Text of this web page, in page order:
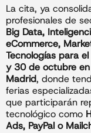
La cita, ya
profesionales de
Big Data,
eCommerce,
Tecnologías para
y 30 de octubre en
Madrid, donde
ferias
que participarán
tecnológico como
Ads, PayPal o